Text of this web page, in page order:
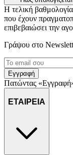
Η τελική
που έχουν
επιβεβαιώσει την
Γράψου στο
Εγγραφή
Πατώντας
ΕΤΑΙΡΕΙΑ